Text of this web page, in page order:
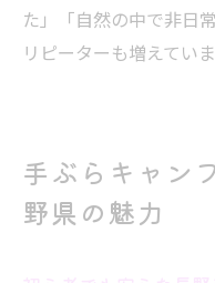
た」「自然の中で非日
リピーターも増えていま
手ぶらキャン
野県の魅力